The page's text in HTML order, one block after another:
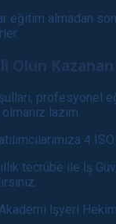
eğitim almadan
Olun Kazanan
profesyonel
lazım.
4
tecrübe ile İş
İşyeri